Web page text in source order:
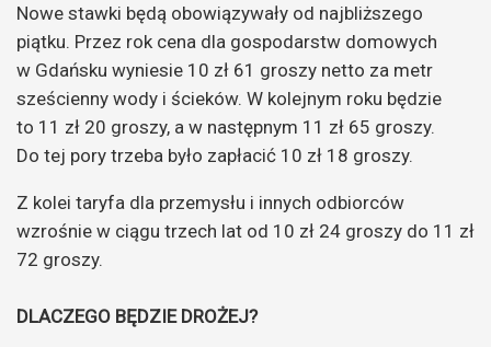
Nowe stawki będą obowiązywały od najbliższego
piątku. Przez rok cena dla gospodarstw domowych
w Gdańsku wyniesie 10 zł 61 groszy netto za metr
sześcienny wody i ścieków. W kolejnym roku będzie
to 11 zł 20 groszy, a w następnym 11 zł 65 groszy.
Do tej pory trzeba było zapłacić 10 zł 18 groszy.
Z kolei taryfa dla przemysłu i innych odbiorców
wzrośnie w ciągu trzech lat od 10 zł 24 groszy do 11 zł
72 groszy.
DLACZEGO BĘDZIE DROŻEJ?